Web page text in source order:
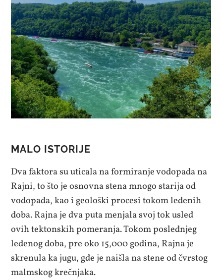
MALO ISTORIJE
Dva faktora su uticala na formiranje vodopada na
Rajni, to što je osnovna stena mnogo starija od
vodopada, kao i geološki procesi tokom ledenih
doba. Rajna je dva puta menjala svoj tok usled
ovih tektonskih pomeranja. Tokom poslednjeg
ledenog doba, pre oko 15,000 godina, Rajna je
skrenula ka jugu, gde je naišla na stene od čvrstog
malmskog krečnjaka.